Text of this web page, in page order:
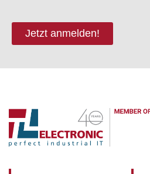
Jetzt anmelden!